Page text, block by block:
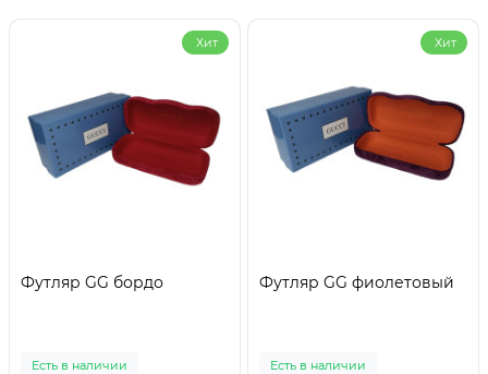
Хит
Футляр GG бордо
Есть в наличии
Хит
Футляр GG фиолетовый
Есть в наличии